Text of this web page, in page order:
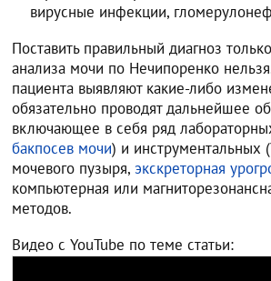
вирусные инфекции,
Поставить правильный диагноз
анализа мочи по Нечипоренко
пациента выявляют какие-либо
обязательно проводят дальнейшее
включающее в себя ряд
бакпосев мочи) и инструментальных
мочевого пузыря,экскреторная
компьютерная или
методов.
Видео с YouTube по теме статьи: